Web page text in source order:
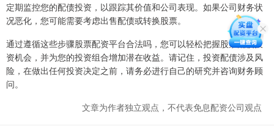
定期监控您的配债投资，以跟踪其价值和公司表现。如果公司财务状
况恶化，您可能需要考虑出售配债或转换股票。
通过遵循这些步骤股票配资平台合法吗，您可以轻松把握股票配债投
资机会，并为您的投资组合增加潜在收益。请记住，投资配债涉及风
险，在做出任何投资决定之前，请务必进行自己的研究并咨询财务顾
问。
文章为作者独立观点，不代表免息配资公司观点